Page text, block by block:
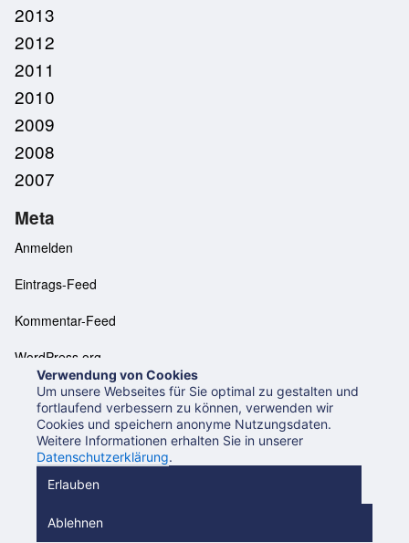
2013
2012
2011
2010
2009
2008
2007
Meta
Anmelden
Eintrags-Feed
Kommentar-Feed
WordPress.org
Neues aus der UB Mannheim
Datenschutzerklärung
Impressum
Verwendung von Cookies
Um unsere Webseites für Sie optimal zu gestalten und
fortlaufend verbessern zu können, verwenden wir
Cookies und speichern anonyme Nutzungsdaten.
Weitere Informationen erhalten Sie in unserer
Datenschutzerklärung.
Erlauben
Ablehnen